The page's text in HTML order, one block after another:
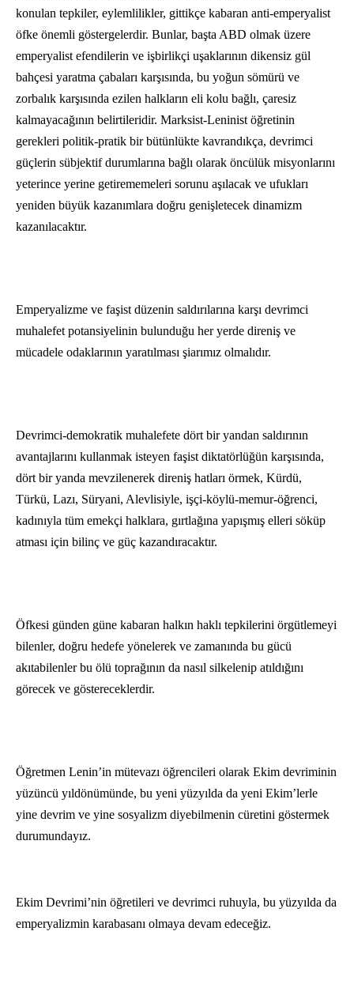
konulan tepkiler, eylemlilikler, gittikçe kabaran anti-emperyalist
öfke önemli göstergelerdir. Bunlar, başta ABD olmak üzere
emperyalist efendilerin ve işbirlikçi uşaklarının dikensiz gül
bahçesi yaratma çabaları karşısında, bu yoğun sömürü ve
zorbalık karşısında ezilen halkların eli kolu bağlı, çaresiz
kalmayacağının belirtileridir. Marksist-Leninist öğretinin
gerekleri politik-pratik bir bütünlükte kavrandıkça, devrimci
güçlerin sübjektif durumlarına bağlı olarak öncülük misyonlarını
yeterince yerine getirememeleri sorunu aşılacak ve ufukları
yeniden büyük kazanımlara doğru genişletecek dinamizm
kazanılacaktır.
Emperyalizme ve faşist düzenin saldırılarına karşı devrimci
muhalefet potansiyelinin bulunduğu her yerde direniş ve
mücadele odaklarının yaratılması şiarımız olmalıdır.
Devrimci-demokratik muhalefete dört bir yandan saldırının
avantajlarını kullanmak isteyen faşist diktatörlüğün karşısında,
dört bir yanda mevzilenerek direniş hatları örmek, Kürdü,
Türkü, Lazı, Süryani, Alevlisiyle, işçi-köylü-memur-öğrenci,
kadınıyla tüm emekçi halklara, gırtlağına yapışmış elleri söküp
atması için bilinç ve güç kazandıracaktır.
Öfkesi günden güne kabaran halkın haklı tepkilerini örgütlemeyi
bilenler, doğru hedefe yönelerek ve zamanında bu gücü
akıtabilenler bu ölü toprağının da nasıl silkelenip atıldığını
görecek ve göstereceklerdir.
Öğretmen Lenin’in mütevazı öğrencileri olarak Ekim devriminin
yüzüncü yıldönümünde, bu yeni yüzyılda da yeni Ekim’lerle
yine devrim ve yine sosyalizm diyebilmenin cüretini göstermek
durumundayız.
Ekim Devrimi’nin öğretileri ve devrimci ruhuyla, bu yüzyılda da
emperyalizmin karabasanı olmaya devam edeceğiz.